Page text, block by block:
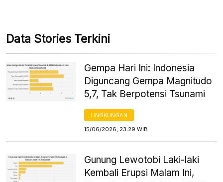
Data Stories Terkini
Gempa Hari Ini: Indonesia
Diguncang Gempa Magnitudo
5,7, Tak Berpotensi Tsunami
LINGKUNGAN
15/06/2026, 23:29 WIB
Gunung Lewotobi Laki-laki
Kembali Erupsi Malam Ini,